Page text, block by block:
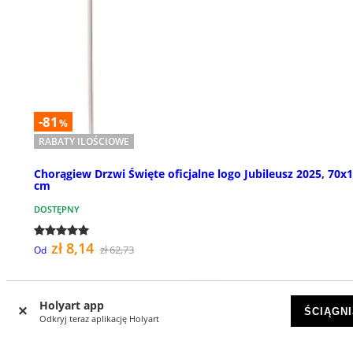
Holyart app
Odkryj teraz aplikację Holyart
-81 %
RABATY ILOŚCIOWE
Chorągiew Drzwi Święte oficjalne logo Jubileusz 2025,
cm
DOSTĘPNY
Od zł 8,14 zł 62,73